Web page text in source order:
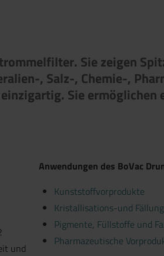
. Sie zeigen
, Salz-, Chemie-,
Sie ermöglichen
und
Anwendungen des BoVac
Kunststoffvorprodukte
Kristallisations-und
Pigmente, Füllstoffe und
Pharmazeutische